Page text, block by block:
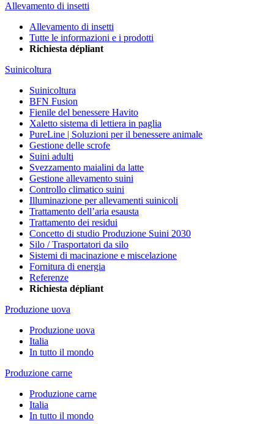
Allevamento di insetti
Allevamento di insetti
Tutte le informazioni e i prodotti
Richiesta dépliant
Suinicoltura
Suinicoltura
BFN Fusion
Fienile del benessere Havito
Xaletto sistema di lettiera in paglia
PureLine | Soluzioni per il benessere animale
Gestione delle scrofe
Suini adulti
Svezzamento maialini da latte
Gestione allevamento suini
Controllo climatico suini
Illuminazione per allevamenti suinicoli
Trattamento dell’aria esausta
Trattamento dei residui
Concetto di studio Produzione Suini 2030
Silo / Trasportatori da silo
Sistemi di macinazione e miscelazione
Fornitura di energia
Referenze
Richiesta dépliant
Produzione uova
Produzione uova
Italia
In tutto il mondo
Produzione carne
Produzione carne
Italia
In tutto il mondo